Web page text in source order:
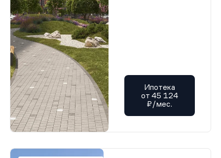
Ипотека
от 45 124
₽/мес.